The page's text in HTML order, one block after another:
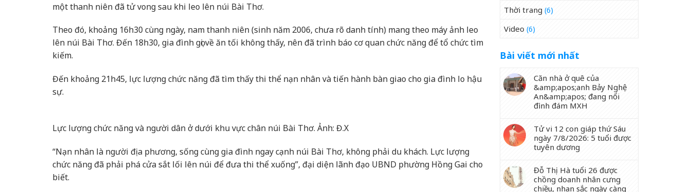
một thanh niên đã tử vong sau khi leo lên núi Bài Thơ.
Theo đó, khoảng 16h30 cùng ngày, nam thanh niên (sinh năm 2006, chưa rõ danh tính) mang theo máy ảnh leo
lên núi Bài Thơ. Đến 18h30, gia đình gọi về ăn tối không thấy, nên đã trình báo cơ quan chức năng để tổ chức tìm
kiếm.
Đến khoảng 21h45, lực lượng chức năng đã tìm thấy thi thể nạn nhân và tiến hành bàn giao cho gia đình lo hậu
sự.
Lực lượng chức năng và người dân ở dưới khu vực chân núi Bài Thơ. Ảnh: Đ.X
“Nạn nhân là người địa phương, sống cùng gia đình ngay cạnh núi Bài Thơ, không phải du khách. Lực lượng
chức năng đã phải phá cửa sắt lối lên núi để đưa thi thể xuống”, đại diện lãnh đạo UBND phường Hồng Gai cho
biết.
Thời trang (6)
Video (6)
Bài viết mới nhất
Căn nhà ở quê của
&amp;apos;anh Bảy Nghệ
An&amp;apos; đang nổi
đình đám MXH
Tử vi 12 con giáp thứ Sáu
ngày 7/8/2026: 5 tuổi được
tuyên dương
Đỗ Thị Hà tuổi 26 được
chồng doanh nhân cưng
chiều, nhan sắc ngày càng